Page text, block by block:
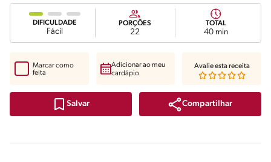
DIFICULDADE
Fácil
PORÇÕES
22
TOTAL
40 min
Salvar Compartilhar
Marcar como
feita
Adicionar ao meu
cardápio
Avalie esta receita